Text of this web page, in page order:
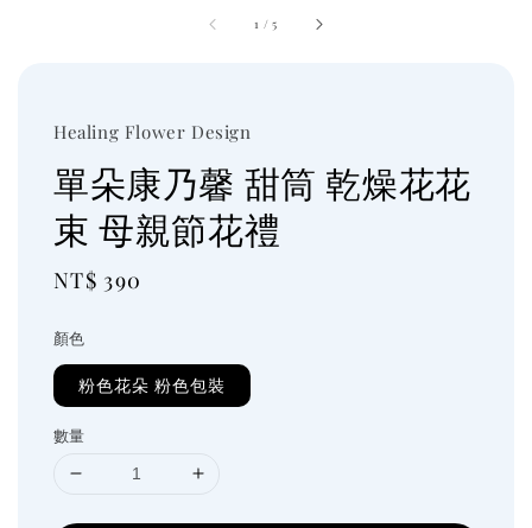
1 /5
Healing Flower Design
單朵康乃馨 甜筒 乾燥花花
束 母親節花禮
Regular
NT$ 390
顏色
粉色花朵 粉色包裝
數量